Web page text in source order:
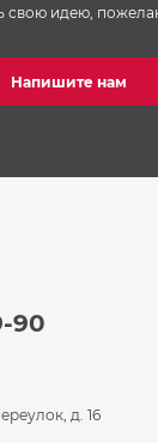
свою идею,
Напишите нам
90
д. 16